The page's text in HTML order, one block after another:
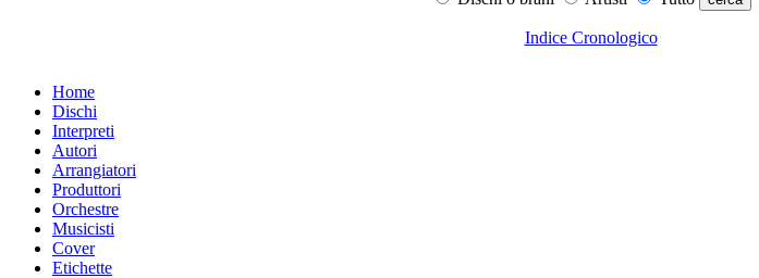
Indice Cronologico
Home
Dischi
Interpreti
Autori
Arrangiatori
Produttori
Orchestre
Musicisti
Cover
Etichette